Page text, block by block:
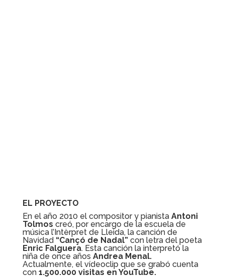
EL PROYECTO
En el año 2010 el compositor y pianista Antoni
Tolmos creó, por encargo de la escuela de
música l’Intèrpret de Lleida, la canción de
Navidad “Cançó de Nadal”con letra del poeta
Enric Falguera. Esta canción la interpretó la
niña de once años Andrea Menal.
Actualmente, el vídeoclip que se grabó cuenta
con 1.500.000 visitas en YouTube.